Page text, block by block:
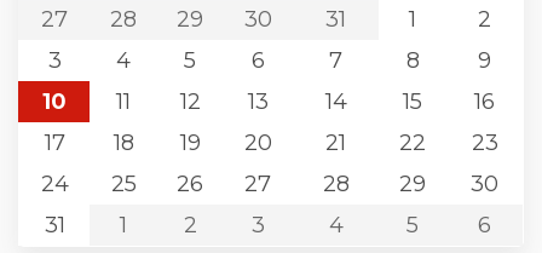
27
28 29 30 31 1
2
3
4 5 6 7 8
9
10
11 12 13 14 15
16
17
18 19 20 21 22
23
24
25 26 27 28 29
30
31
1 2 3 4 5 6